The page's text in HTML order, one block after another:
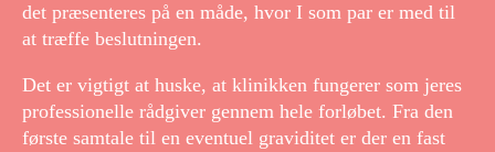
det præsenteres på en måde, hvor I som par er med til
at træffe beslutningen.
Det er vigtigt at huske, at klinikken fungerer som jeres
professionelle rådgiver gennem hele forløbet. Fra den
første samtale til en eventuel graviditet er der en fast